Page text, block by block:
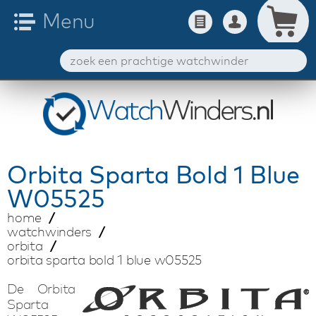
Orbita Sparta Bold 1 Blue
W05525
home
watchwinders
orbita
orbita sparta bold 1 blue w05525
De Orbita
Sparta